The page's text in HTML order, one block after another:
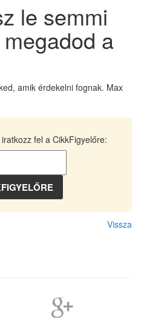
le semmi
a
amik érdekelni fognak. Max
fel a CikkFigyelőre:
Vissza